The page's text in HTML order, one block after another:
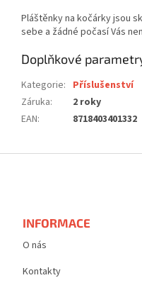
Pláštěnky na kočárky jsou
sebe a žádné počasí Vás
Doplňkové
Kategorie: Příslušenství
Záruka:
2 roky
EAN: 8718403401332
INFORMACE
O nás
Kontakty